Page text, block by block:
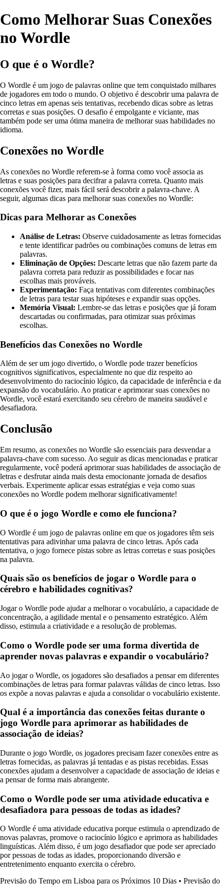
Como Melhorar Suas Conexões
no Wordle
O que é o Wordle?
O Wordle é um jogo de palavras online que tem conquistado milhares
de jogadores em todo o mundo. O objetivo é descobrir uma palavra de
cinco letras em apenas seis tentativas, recebendo dicas sobre as letras
corretas e suas posições. O desafio é empolgante e viciante, mas
também pode ser uma ótima maneira de melhorar suas habilidades no
idioma.
Conexões no Wordle
As conexões no Wordle referem-se à forma como você associa as
letras e suas posições para decifrar a palavra correta. Quanto mais
conexões você fizer, mais fácil será descobrir a palavra-chave. A
seguir, algumas dicas para melhorar suas conexões no Wordle:
Dicas para Melhorar as Conexões
Análise de Letras: Observe cuidadosamente as letras fornecidas
e tente identificar padrões ou combinações comuns de letras em
palavras.
Eliminação de Opções: Descarte letras que não fazem parte da
palavra correta para reduzir as possibilidades e focar nas
escolhas mais prováveis.
Experimentação: Faça tentativas com diferentes combinações
de letras para testar suas hipóteses e expandir suas opções.
Memória Visual: Lembre-se das letras e posições que já foram
descartadas ou confirmadas, para otimizar suas próximas
escolhas.
Benefícios das Conexões no Wordle
Além de ser um jogo divertido, o Wordle pode trazer benefícios
cognitivos significativos, especialmente no que diz respeito ao
desenvolvimento do raciocínio lógico, da capacidade de inferência e da
expansão do vocabulário. Ao praticar e aprimorar suas conexões no
Wordle, você estará exercitando seu cérebro de maneira saudável e
desafiadora.
Conclusão
Em resumo, as conexões no Wordle são essenciais para desvendar a
palavra-chave com sucesso. Ao seguir as dicas mencionadas e praticar
regularmente, você poderá aprimorar suas habilidades de associação de
letras e desfrutar ainda mais desta emocionante jornada de desafios
verbais. Experimente aplicar essas estratégias e veja como suas
conexões no Wordle podem melhorar significativamente!
O que é o jogo Wordle e como ele funciona?
O Wordle é um jogo de palavras online em que os jogadores têm seis
tentativas para adivinhar uma palavra de cinco letras. Após cada
tentativa, o jogo fornece pistas sobre as letras corretas e suas posições
na palavra.
Quais são os benefícios de jogar o Wordle para o
cérebro e habilidades cognitivas?
Jogar o Wordle pode ajudar a melhorar o vocabulário, a capacidade de
concentração, a agilidade mental e o pensamento estratégico. Além
disso, estimula a criatividade e a resolução de problemas.
Como o Wordle pode ser uma forma divertida de
aprender novas palavras e expandir o vocabulário?
Ao jogar o Wordle, os jogadores são desafiados a pensar em diferentes
combinações de letras para formar palavras válidas de cinco letras. Isso
os expõe a novas palavras e ajuda a consolidar o vocabulário existente.
Qual é a importância das conexões feitas durante o
jogo Wordle para aprimorar as habilidades de
associação de ideias?
Durante o jogo Wordle, os jogadores precisam fazer conexões entre as
letras fornecidas, as palavras já tentadas e as pistas recebidas. Essas
conexões ajudam a desenvolver a capacidade de associação de ideias e
a pensar de forma mais abrangente.
Como o Wordle pode ser uma atividade educativa e
desafiadora para pessoas de todas as idades?
O Wordle é uma atividade educativa porque estimula o aprendizado de
novas palavras, promove o raciocínio lógico e aprimora as habilidades
linguísticas. Além disso, é um jogo desafiador que pode ser apreciado
por pessoas de todas as idades, proporcionando diversão e
entretenimento enquanto exercita o cérebro.
Previsão do Tempo em Lisboa para os Próximos 10 Dias • Previsão do